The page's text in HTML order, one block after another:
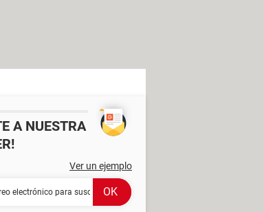
A NUESTRA
Ver un ejemplo